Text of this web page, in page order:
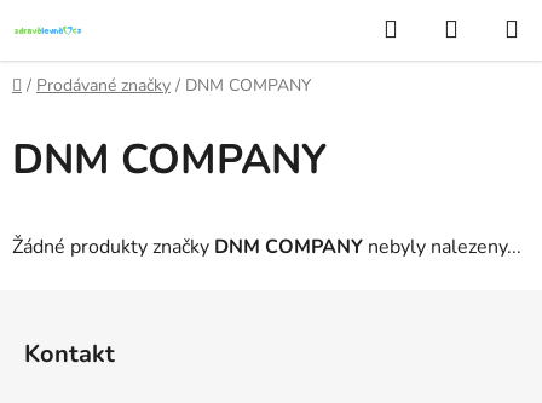
na
obsah
Hledat
KOŠÍK
Domů
/ Prodávané značky / DNM COMPANY
DNM COMPANY
Žádné produkty značky DNM COMPANY nebyly nalezeny...
Kontakt